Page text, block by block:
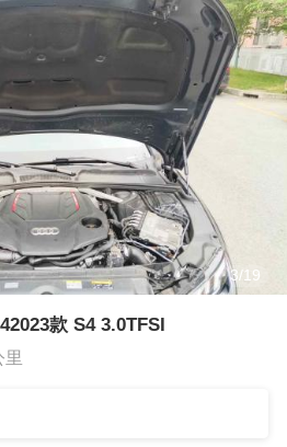
3/19
款 S4 3.0TFSI
里